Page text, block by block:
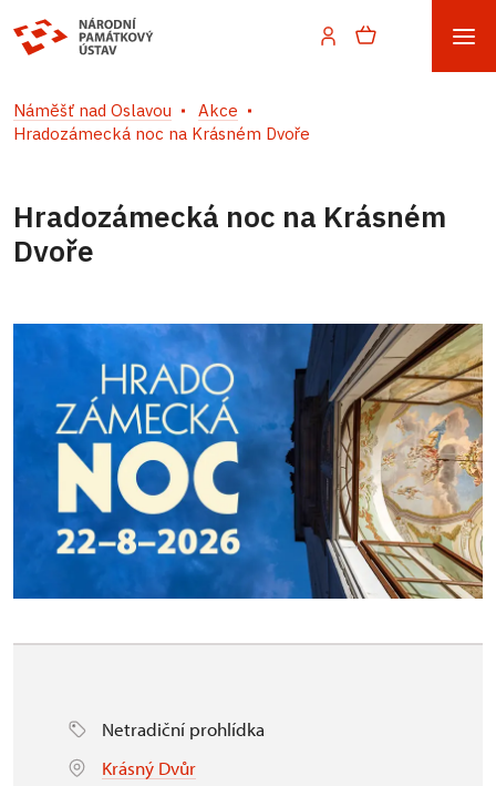
Náměšť nad Oslavou
Akce
Hradozámecká noc na Krásném Dvoře
Hradozámecká noc na Krásném
Dvoře
Netradiční prohlídka
Krásný Dvůr